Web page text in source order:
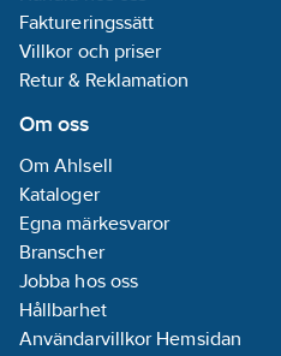
Plum 1Aid Station ger
tydlig, snabb och
enkel första hälpen
direkt om en olycka
hygieniskt och
skyddar produkterna
mot damm.
funktionell station.
- Produkter av hög
kvalitet.
Faktureringssätt
Villkor och priser
Retur & Reklamation
Om oss
Om Ahlsell
Kataloger
Egna märkesvaror
Branscher
Jobba hos oss
Hållbarhet
Användarvillkor Hemsidan